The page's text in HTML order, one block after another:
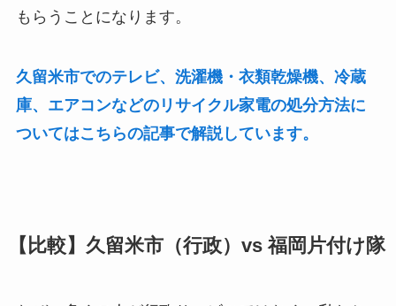
もらうことになります。
久留米市でのテレビ、洗濯機・衣類乾燥機、冷蔵
庫、エアコンなどのリサイクル家電の処分方法に
ついてはこちらの記事で解説しています。
【比較】久留米市（行政）vs 福岡片付け隊